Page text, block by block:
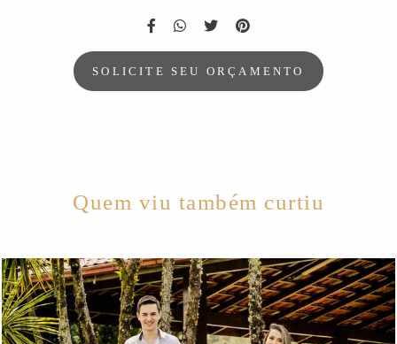
SOLICITE SEU ORÇAMENTO
Quem viu também curtiu